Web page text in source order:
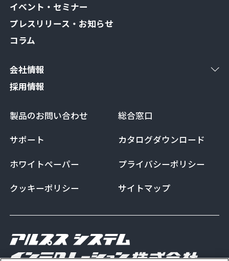
イベント・セミナー
プレスリリース・お知らせ
コラム
会社情報
採用情報
製品のお問い合わせ
総合窓口
サポート
カタログダウンロード
ホワイトペーパー
プライバシーポリシー
クッキーポリシー
サイトマップ